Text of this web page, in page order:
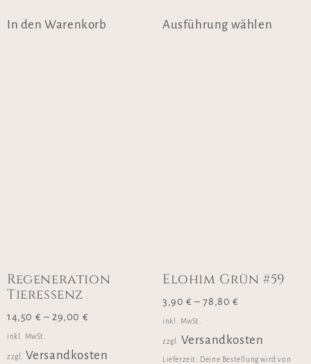
In den Warenkorb Ausführung wählen
Regeneration
Tieressenz
14,50 €– 29,00 €
inkl. MwSt.
zzgl. Versandkosten
Elohim Grün #59
3,90 €–78,80€
inkl. MwSt.
zzgl. Versandkosten
Lieferzeit: Deine Bestellung wird von